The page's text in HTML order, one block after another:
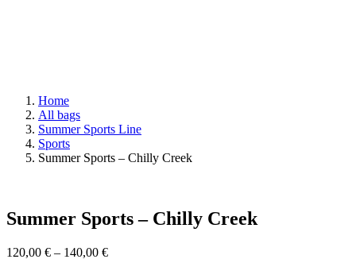
Home
All bags
Summer Sports Line
Sports
Summer Sports – Chilly Creek
Summer Sports – Chilly Creek
120,00 € – 140,00 €